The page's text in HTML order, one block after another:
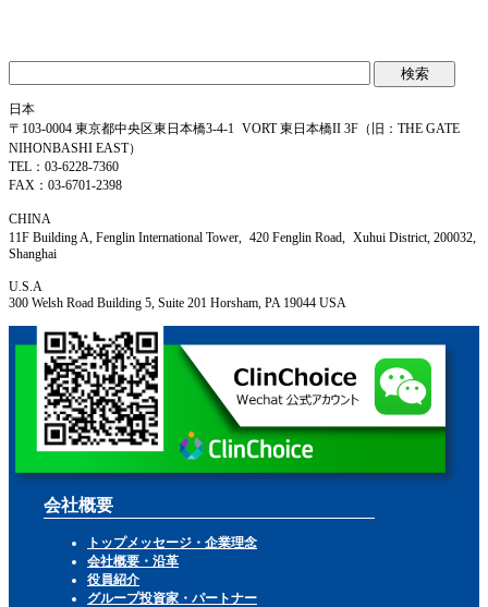
検
索:
日本
〒103-0004 東京都中央区東日本橋3-4-1 VORT 東日本橋II 3F（旧：THE GATE
NIHONBASHI EAST）
TEL：03-6228-7360
FAX：03-6701-2398
CHINA
11F Building A, Fenglin International Tower, 420 Fenglin Road, Xuhui District, 200032,
Shanghai
U.S.A
300 Welsh Road Building 5, Suite 201 Horsham, PA 19044 USA
会社概要
トップメッセージ・企業理念
会社概要・沿革
役員紹介
グループ投資家・パートナー